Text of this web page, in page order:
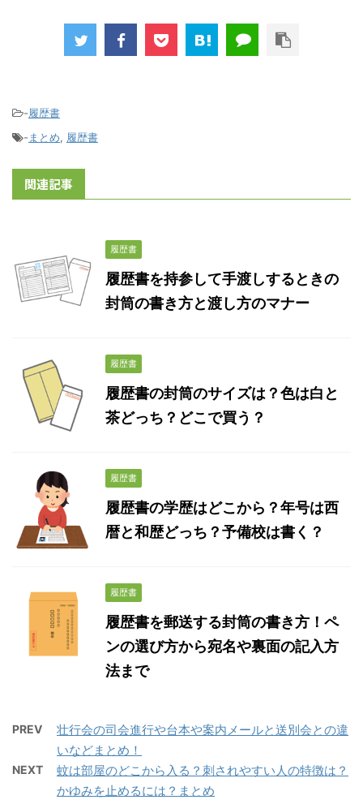
-履歴書
- まとめ, 履歴書
関連記事
履歴書
履歴書を持参して手渡しするときの
封筒の書き方と渡し方のマナー
履歴書
履歴書の封筒のサイズは？色は白と
茶どっち？どこで買う？
履歴書
履歴書の学歴はどこから？年号は西
暦と和歴どっち？予備校は書く？
履歴書
履歴書を郵送する封筒の書き方！ペ
ンの選び方から宛名や裏面の記入方
法まで
PREV
壮行会の司会進行や台本や案内メールと送別会との違
いなどまとめ！
NEXT
蚊は部屋のどこから入る？刺されやすい人の特徴は？
かゆみを止めるには？まとめ